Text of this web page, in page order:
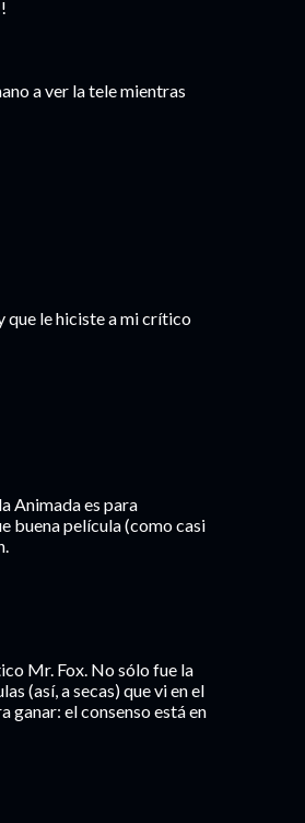
a ver la tele mientras
que le hiciste a mi crítico
Animada es para
buena película (como casi
Mr. Fox. No sólo fue la
(así, a secas) que vi en el
ganar: el consenso está en